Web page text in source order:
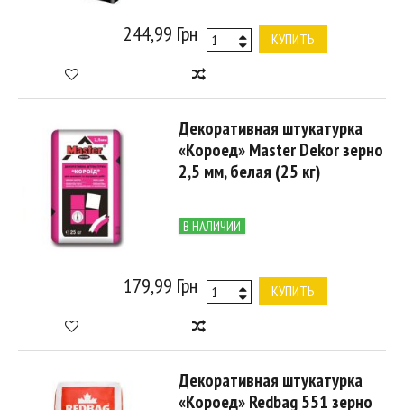
244,99 Грн КУПИТЬ
Декоративная штукатурка
«Короед» Master Dekor зерно
2,5 мм, белая (25 кг)
В НАЛИЧИИ
179,99 Грн КУПИТЬ
Декоративная штукатурка
«Короед» Redbag 551 зерно